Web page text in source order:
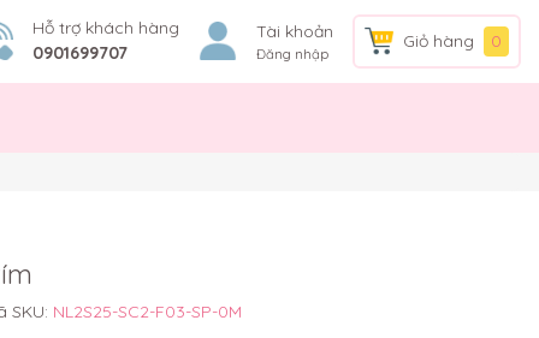
Hỗ trợ khách hàng
0901699707
Tài khoản
Đăng nhập
Giỏ hàng 0
SKU: NL2S25-SC2-F03-SP-0M